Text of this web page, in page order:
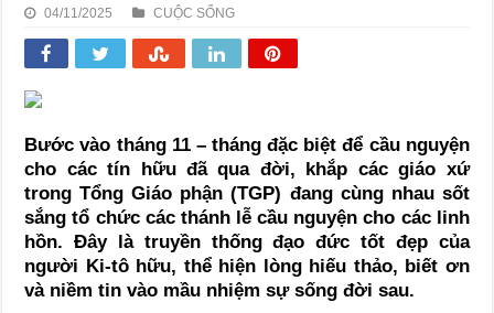
04/11/2025 CUỘC SỐNG
Bước vào tháng 11 – tháng đặc biệt để cầu nguyện
cho các tín hữu đã qua đời, khắp các giáo xứ
trong Tổng Giáo phận (TGP) đang cùng nhau sốt
sắng tổ chức các thánh lễ cầu nguyện cho các linh
hồn. Đây là truyền thống đạo đức tốt đẹp của
người Ki-tô hữu, thể hiện lòng hiếu thảo, biết ơn
và niềm tin vào mầu nhiệm sự sống đời sau.